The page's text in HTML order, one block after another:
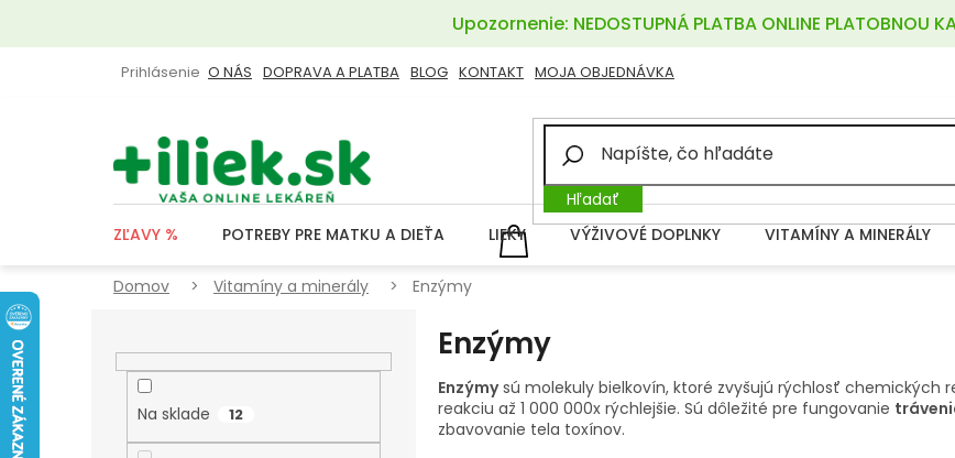
obsah
Upozornenie: NEDOSTUPNÁ PLATBA ONLINE PLATOBNOU
O NÁS DOPRAVA A PLATBA BLOG KONTAKT MOJA OBJEDNÁVKA
Prihlásenie
Hľadať
NÁKUPNÝ
KOŠÍK
ZĽAVY % POTREBY PRE MATKU A DIEŤA LIEKY VÝŽIVOVÉ DOPLNKY VITAMÍNY A MINERÁLY
Domov Vitamíny a minerály Enzýmy
Na sklade 12
Enzýmy
Enzýmysú molekuly bielkovín, ktoré zvyšujú rýchlosť chemických
reakciu až 1 000 000x rýchlejšie. Sú dôležité pre fungovanie
zbavovanie tela toxínov.